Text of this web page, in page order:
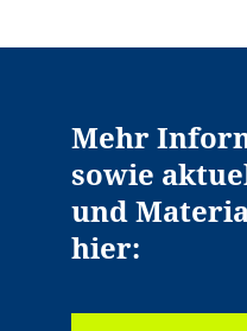
Mehr
sowie
und
hier: